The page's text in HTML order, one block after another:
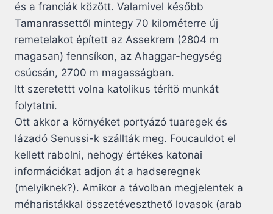
és a franciák között. Valamivel később
Tamanrassettől mintegy 70 kilométerre új
remetelakot épített az Assekrem (2804 m
magasan) fennsíkon, az Ahaggar-hegység
csúcsán, 2700 m magasságban.
Itt szeretettt volna katolikus térítö munkát
folytatni.
Ott akkor a környéket portyázó tuaregek és
lázadó Senussi-k szállták meg. Foucauldot el
kellett rabolni, nehogy értékes katonai
információkat adjon át a hadseregnek
(melyiknek?). Amikor a távolban megjelentek a
méharistákkal összetéveszthető lovasok (arab